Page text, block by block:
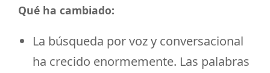
Qué ha cambiado:
La búsqueda por voz y conversacional
ha crecido enormemente. Las palabras